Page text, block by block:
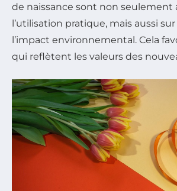
de naissance sont non seulement
l’utilisation pratique, mais aussi sur
l’impact environnemental. Cela
qui reflètent les valeurs des